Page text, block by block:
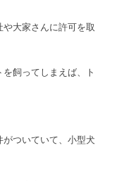
大家さんに許可を取
飼ってしまえば、ト
ついていて、小型犬